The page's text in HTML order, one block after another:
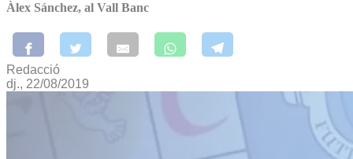
Àlex Sánchez, al Vall Banc
Redacció
dj., 22/08/2019